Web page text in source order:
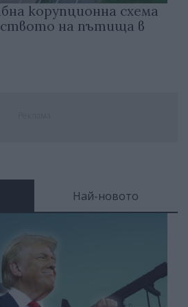
корупционна схема
на пътища в
Най-новото